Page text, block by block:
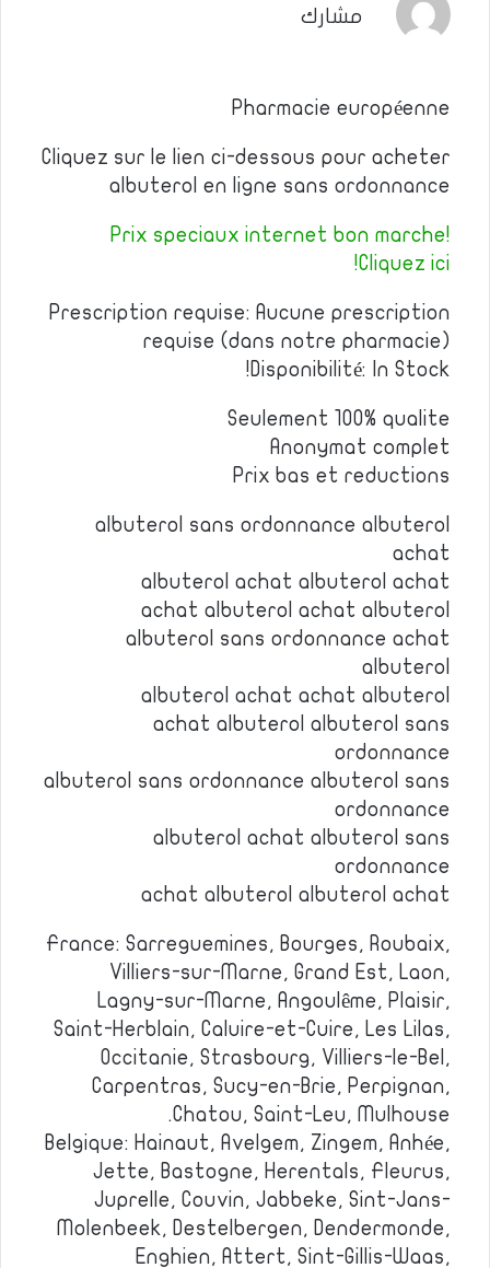
مشارك
Pharmacie européenne
Cliquez sur le lien ci-dessous pour acheter
albuterol en ligne sans ordonnance
Prix speciaux internet bon marche!
Cliquez ici!
Prescription requise: Aucune prescription
requise (dans notre pharmacie)
Disponibilité: In Stock!
Seulement 100% qualite
Anonymat complet
Prix bas et reductions
albuterol sans ordonnance albuterol
achat
albuterol achat albuterol achat
achat albuterol achat albuterol
albuterol sans ordonnance achat
albuterol
albuterol achat achat albuterol
achat albuterol albuterol sans
ordonnance
albuterol sans ordonnance albuterol sans
ordonnance
albuterol achat albuterol sans
ordonnance
achat albuterol albuterol achat
France: Sarreguemines, Bourges, Roubaix,
Villiers-sur-Marne, Grand Est, Laon,
Lagny-sur-Marne, Angoulême, Plaisir,
Saint-Herblain, Caluire-et-Cuire, Les Lilas,
Occitanie, Strasbourg, Villiers-le-Bel,
Carpentras, Sucy-en-Brie, Perpignan,
Chatou, Saint-Leu, Mulhouse.
Belgique: Hainaut, Avelgem, Zingem, Anhée,
Jette, Bastogne, Herentals, Fleurus,
Juprelle, Couvin, Jabbeke, Sint-Jans-
Molenbeek, Destelbergen, Dendermonde,
Enghien, Attert, Sint-Gillis-Waas,